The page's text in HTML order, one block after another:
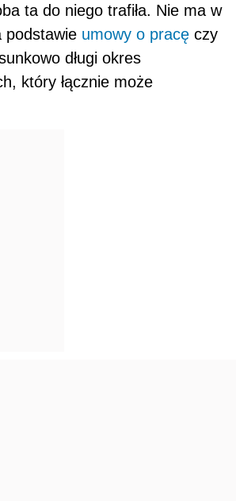
ta do niego trafiła. Nie ma w
podstawie umowy o pracę czy
długi okres
który łącznie może